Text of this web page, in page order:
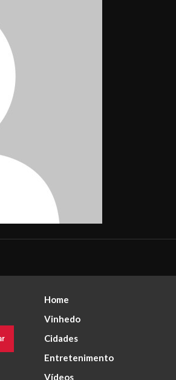
Home
Vinhedo
Cidades
Entretenimento
Vídeos